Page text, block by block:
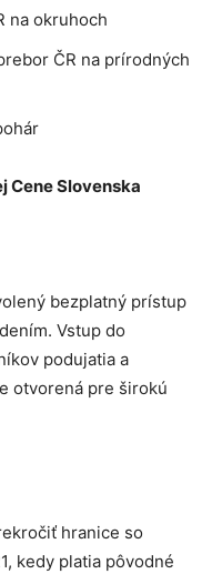
na okruhoch
ČR na prírodných
Cene Slovenska
bezplatný prístup
Vstup do
podujatia a
otvorená pre širokú
hranice so
kedy platia pôvodné